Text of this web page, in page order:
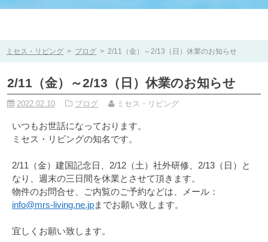
ミセス・リビング > ブログ > 2/11（金）～2/13（日）休業のお知らせ
2/11（金）～2/13（日）休業のお知らせ
2022.02.10 ブログ ミセス・リビング
いつもお世話になっております。
ミセス・リビングの知名です。
2/11（金）建国記念日、2/12（土）社外研修、2/13（日）と
なり、週末の三日間を休業とさせて頂きます。
物件のお問合せ、ご内覧のご予約などは、メール：
info@mrs-living.ne.jpまでお願い致します。
宜しくお願い致します。